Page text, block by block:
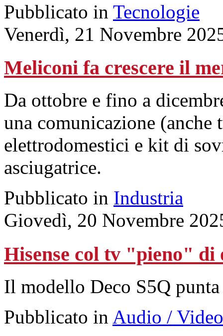
Pubblicato in Tecnologie
Venerdì, 21 Novembre
Meliconi fa crescere il
Da ottobre e fino a
una comunicazione
elettrodomestici e kit di
asciugatrice.
Pubblicato in Industria
Giovedì, 20 Novembre
Hisense col tv "pieno" di
Il modello Deco S5Q
Pubblicato in Audio / Video